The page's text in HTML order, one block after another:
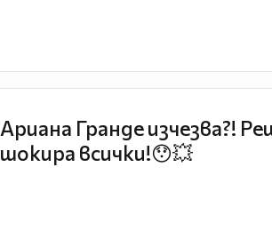
Ариана Гранде изчезва?!
шокира всички!😯💥